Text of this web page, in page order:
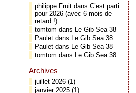
philippe Fruit dans C’est parti
pour 2026 (avec 6 mois de
retard !)
tomtom dans Le Gib Sea 38
Paulet dans Le Gib Sea 38
Paulet dans Le Gib Sea 38
tomtom dans Le Gib Sea 38
Archives
juillet 2026 (1)
janvier 2025 (1)